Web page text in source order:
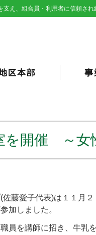
え、組合員・利用者に信頼され
を開催 ～女
(佐藤愛子代表)は１１月
加しました。
員を講師に招き、牛乳